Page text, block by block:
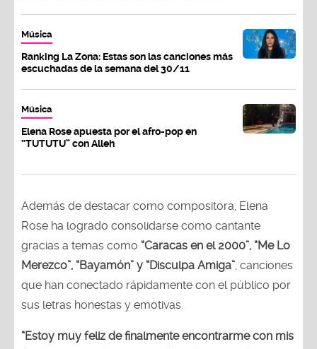
Música
Ranking La Zona: Estas son las canciones más
escuchadas de la semana del 30/11
Música
Elena Rose apuesta por el afro-pop en
“TUTUTU” con Alleh
Además de destacar como compositora, Elena
Rose ha logrado consolidarse como cantante
gracias a temas como “Caracas en el 2000”, “Me Lo
Merezco”, “Bayamón” y “Disculpa Amiga” , canciones
que han conectado rápidamente con el público por
sus letras honestas y emotivas.
“Estoy muy feliz de finalmente encontrarme con mis